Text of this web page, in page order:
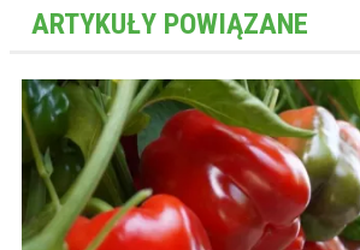
ARTYKUŁY POWIĄZANE